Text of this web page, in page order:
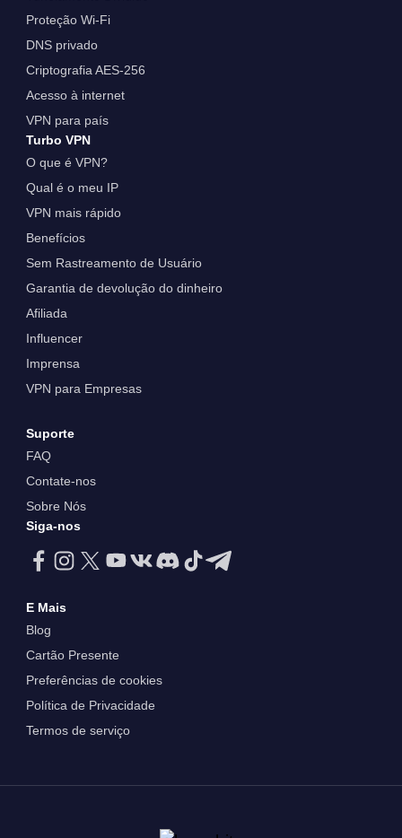
Proteção Wi-Fi
DNS privado
Criptografia AES-256
Acesso à internet
VPN para país
Turbo VPN
O que é VPN?
Qual é o meu IP
VPN mais rápido
Benefícios
Sem Rastreamento de Usuário
Garantia de devolução do dinheiro
Afiliada
Influencer
Imprensa
VPN para Empresas
Suporte
FAQ
Contate-nos
Sobre Nós
Siga-nos
E Mais
Blog
Cartão Presente
Preferências de cookies
Política de Privacidade
Termos de serviço